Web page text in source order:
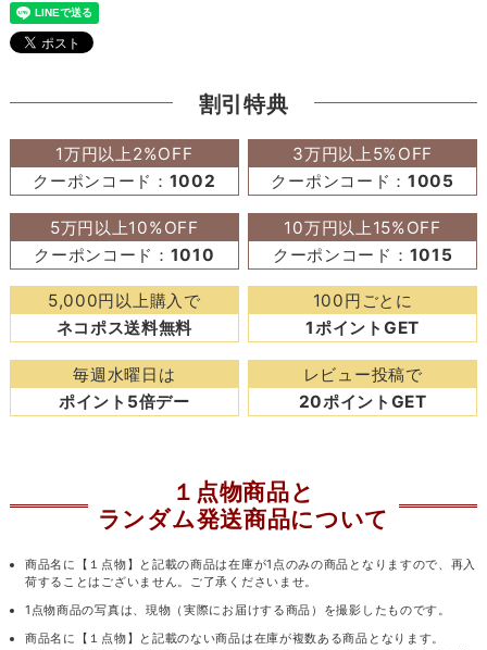
割引特典
1万円以上2%OFF
クーポンコード： 1002
3万円以上5%OFF
クーポンコード：1005
5万円以上10%OFF
クーポンコード： 1010
10万円以上15%OFF
クーポンコード： 1015
5,000円以上購入で
ネコポス送料無料
100円ごとに
1ポイントGET
毎週水曜日は
ポイント5倍デー
レビュー投稿で
20ポイントGET
１点物商品と
ランダム発送商品について
商品名に【１点物】と記載の商品は在庫が1点のみの商品となりますので、再入
荷することはございません。ご了承くださいませ。
1点物商品の写真は、現物（実際にお届けする商品）を撮影したものです。
商品名に【１点物】と記載のない商品は在庫が複数ある商品となります。